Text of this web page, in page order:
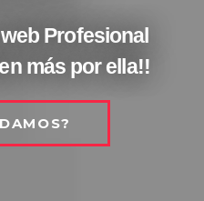
Profesional
más por ella!!